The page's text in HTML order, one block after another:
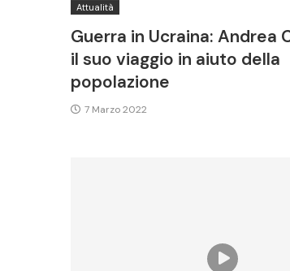
Attualità
Guerra in Ucraina: Andrea
il suo viaggio in aiuto della
popolazione
7 Marzo 2022